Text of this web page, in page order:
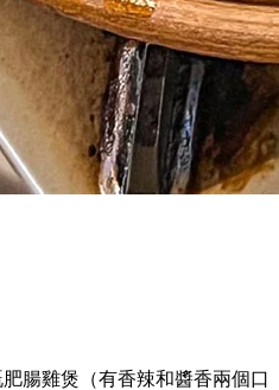
腸雞煲（有香辣和醬香兩個口